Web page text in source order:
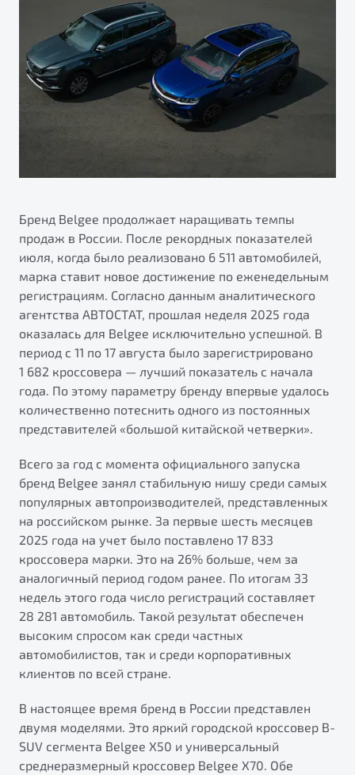
Яркий кроссовер
от 2 219 990 ₽*
Обзор
S50
Элегантный и практичный седан
от 1 699 990 ₽*
Обзор В наличии
Универсальный кроссовер
от 2 499 990 ₽*
Обзор В наличии
Автокредит
Трейд-ин
Страхование
Расчет КАСКО
Узнайте о специальных выгодах при покупке
автомобиля Belgee
Подробно
Автомобили в наличии
Тест-драйв
Автокредит
Спецпредложения
ПОДДЕРЖКА
Гарантия Belgee
Belgee Линк
Belgee Клуб
Belgee Плюс
Помощь на дорогах
"Помощь на дорогах"
Преимущества программы
Запись на сервис
Калькулятор ТО
Клиентская поддержка
О дилерском центре
Правовая информация
Бренд Belgee продолжает наращивать темпы
продаж в России. После рекордных показателей
июля, когда было реализовано 6 511 автомобилей,
марка ставит новое достижение по еженедельным
регистрациям. Согласно данным аналитического
агентства АВТОСТАТ, прошлая неделя 2025 года
оказалась для Belgee исключительно успешной. В
период с 11 по 17 августа было зарегистрировано
1 682 кроссовера — лучший показатель с начала
года. По этому параметру бренду впервые удалось
количественно потеснить одного из постоянных
представителей «большой китайской четверки».
Всего за год с момента официального запуска
бренд Belgee занял стабильную нишу среди самых
популярных автопроизводителей, представленных
на российском рынке. За первые шесть месяцев
2025 года на учет было поставлено 17 833
кроссовера марки. Это на 26% больше, чем за
аналогичный период годом ранее. По итогам 33
недель этого года число регистраций составляет
28 281 автомобиль. Такой результат обеспечен
высоким спросом как среди частных
автомобилистов, так и среди корпоративных
клиентов по всей стране.
В настоящее время бренд в России представлен
двумя моделями. Это яркий городской кроссовер B-
SUV сегмента Belgee X50 и универсальный
среднеразмерный кроссовер Belgee X70. Обе